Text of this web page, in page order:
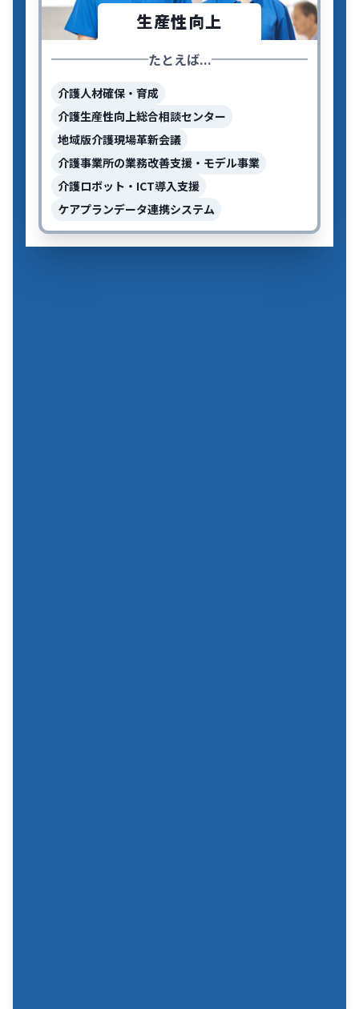
生産性向上
たとえば...
介護人材確保・育成
介護生産性向上総合相談センター
地域版介護現場革新会議
介護事業所の業務改善支援・モデル事業
介護ロボット・ICT導入支援
ケアプランデータ連携システム